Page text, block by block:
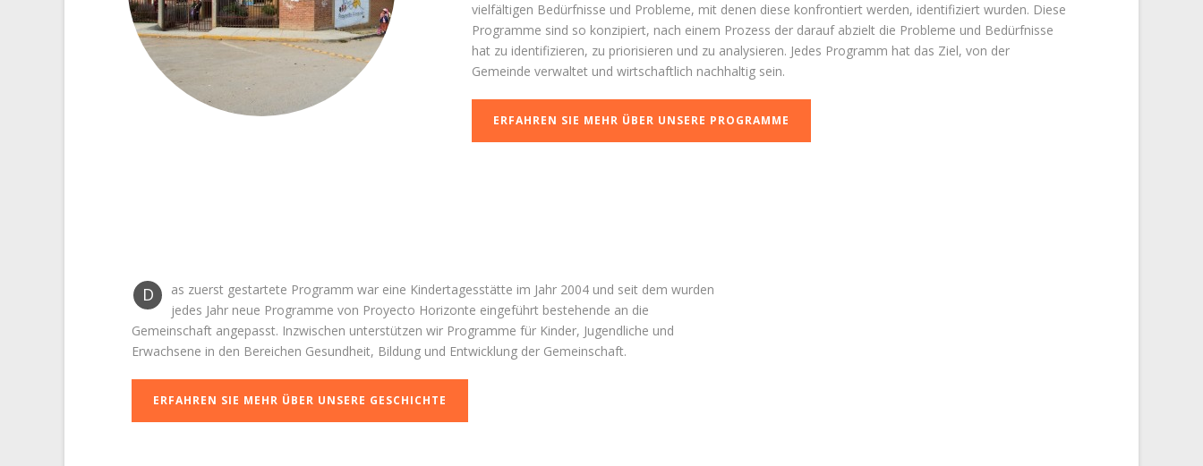
vielfältigen Bedürfnisse und Probleme, mit denen diese konfrontiert werden, identifiziert wurden. Diese
Programme sind so konzipiert, nach einem Prozess der darauf abzielt die Probleme und Bedürfnisse
hat zu identifizieren, zu priorisieren und zu analysieren. Jedes Programm hat das Ziel, von der
Gemeinde verwaltet und wirtschaftlich nachhaltig sein.
ERFAHREN SIE MEHR ÜBER UNSERE PROGRAMME
D
as zuerst gestartete Programm war eine Kindertagesstätte im Jahr 2004 und seit dem wurden
jedes Jahr neue Programme von Proyecto Horizonte eingeführt bestehende an die
Gemeinschaft angepasst. Inzwischen unterstützen wir Programme für Kinder, Jugendliche und
Erwachsene in den Bereichen Gesundheit, Bildung und Entwicklung der Gemeinschaft.
ERFAHREN SIE MEHR ÜBER UNSERE GESCHICHTE